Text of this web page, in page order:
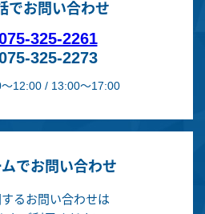
でお問い合わせ
325-2261
325-2273
12:00 / 13:00～17:00
でお問い合わせ
るお問い合わせは